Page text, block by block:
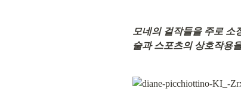
모네의 걸작들을 주로 소
술과 스포츠의 상호작용